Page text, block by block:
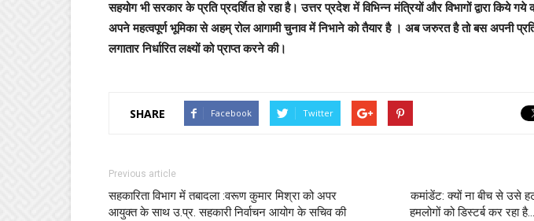
सहयोग भी सरकार के प्रति प्रदर्शित हो रहा है। उत्तर प्रदेश में विभिन्न मंत्रियों और विभागों द्वारा किये गये
अपने महत्वपूर्ण भूमिका से अहम् रोल आगामी चुनाव में निभाने को तैयार है । अब जरुरत है तो बस अपनी
लगातार निर्धारित लक्ष्यों को प्राप्त करने की।
SHARE Facebook Twitter
Previous article
सहकारिता विभाग में तबादला :वरूण कुमार मिश्रा को अपर
आयुक्त के साथ उ.प्र. सहकारी निर्वाचन आयोग के सचिव की
कमांडेंट: क्यों ना बीच से उसे
हमलोगों को डिस्टर्ब कर रहा